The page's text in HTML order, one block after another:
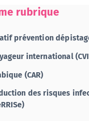
rubrique
prévention
international
(CAR)
des risques